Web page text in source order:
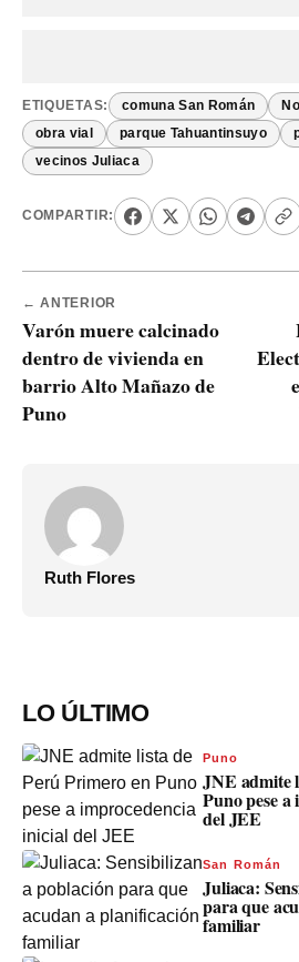
ETIQUETAS: comuna San Román
obra vial parque Tahuantinsuyo
vecinos Juliaca
COMPARTIR:
← ANTERIOR
Varón muere calcinado
dentro de vivienda en
barrio Alto Mañazo de
Puno
Ruth Flores
LO ÚLTIMO
Puno
JNE admite
Puno pese
del JEE
San Román
Juliaca:
para que
familiar